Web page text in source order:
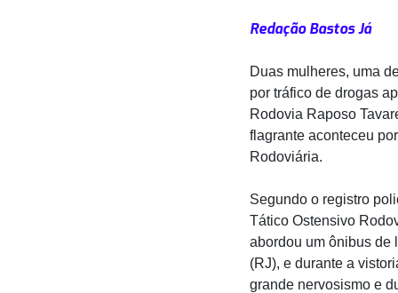
Redação Bastos Já
Duas mulheres, uma
por tráfico de drogas
Rodovia Raposo
flagrante aconteceu
Rodoviária.
Segundo o registro
Tático Ostensivo
abordou um ônibus de
(RJ), e durante a
grande nervosismo e